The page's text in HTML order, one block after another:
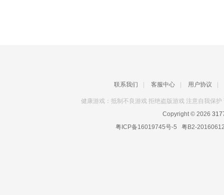
联系我们 客服中心 用户协议
健康游戏：抵制不良游戏 拒绝盗版游戏 注意自我保
Copyright © 2026
粤ICP备16019745号-5 粤B2-